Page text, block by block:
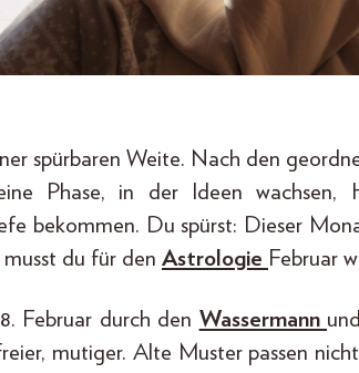
spürbaren Weite. Nach den
Phase, in der Ideen wachsen,
bekommen. Du spürst: Dieser
du für den Astrologie Februar
Februar durch den Wassermann
mutiger. Alte Muster passen